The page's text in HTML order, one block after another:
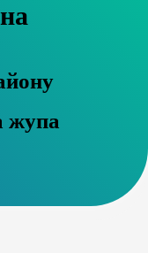
жупа